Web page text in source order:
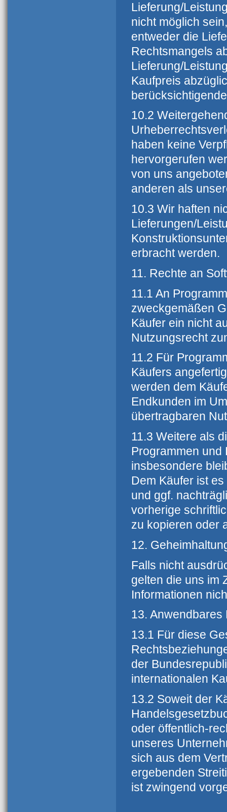
Lieferung/
nicht möglich
entweder die
Rechtsmangels
Lieferung/
Kaufpreis
10.2
haben keine
hervorgerufen
von uns
anderen als
10.3 Wir haften
Lieferungen/
erbracht werden.
11. Rechte an
11.1 An
zweckgemäßen
Käufer ein nicht
Nutzungsrecht
11.2 Für
Käufers
werden dem
Endkunden im
übertragbaren
11.3 Weitere als
Programmen und
insbesondere
Dem Käufer ist
und ggf.
vorherige
zu kopieren oder
12.
Falls nicht
gelten die uns im
Informationen
13.
13.1 Für diese
der
internationalen
13.2 Soweit der
oder öffentlich-
unseres
sich aus dem
ergebenden
ist zwingend